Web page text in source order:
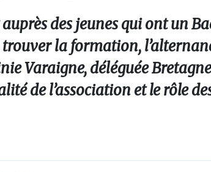
des jeunes qui ont un
la formation,
Varaigne, déléguée
de l’association et le rôle